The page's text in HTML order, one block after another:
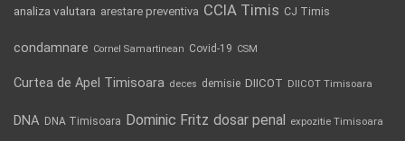
analiza valutara arestare preventiva CCIA Timis CJ Timis
condamnare Cornel Samartinean Covid-19 CSM
Curtea de Apel Timisoara deces demisie DIICOT DIICOT Timisoara
DNA DNA Timisoara Dominic Fritz dosar penal expozitie Timisoara